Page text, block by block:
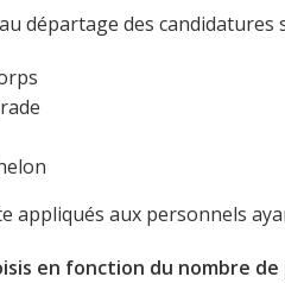
départage des candidatures
appliqués aux personnels
en fonction du nombre